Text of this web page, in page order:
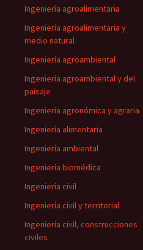
Ingeniería agroalimentaria
Ingeniería agroalimentaria y
medio natural
Ingeniería agroambiental
Ingeniería agroambiental y del
paisaje
Ingeniería agronómica y agraria
Ingeniería alimentaria
Ingeniería ambiental
Ingeniería biomédica
Ingeniería civil
Ingeniería civil y territorial
Ingeniería civil, construcciones
civiles